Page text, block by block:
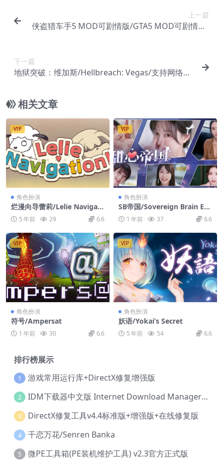
上一篇
侠盗猎车手5 MOD可剧情版/GTA5 MOD可剧情版/
下一篇
地狱突破：维加斯/Hellbreach: Vegas/支持网络联
相关文章
VIP
角色扮演
烂漫向导蕾莉/Lelie Navigati
on!5 年前 29 6.6
VIP
角色扮演
SB帝国/Sovereign Brain Em
pire1 年前 37 6.6
VIP
角色扮演
符号/Ampersat
1 年前 30 6.6
VIP
角色扮演
妖语/Yokai’s Secret
5 年前 54 6.6
排行榜展示
1 游戏常用运行库+DirectX修复增强版
2 IDM下载器中文版 Internet Download Manager v6.42.36 IDM
3 DirectX修复工具v4.4标准版+增强版+在线修复版
4 千恋万花/Senren Banka
5 微PE工具箱(PE装机维护工具) v2.3官方正式版